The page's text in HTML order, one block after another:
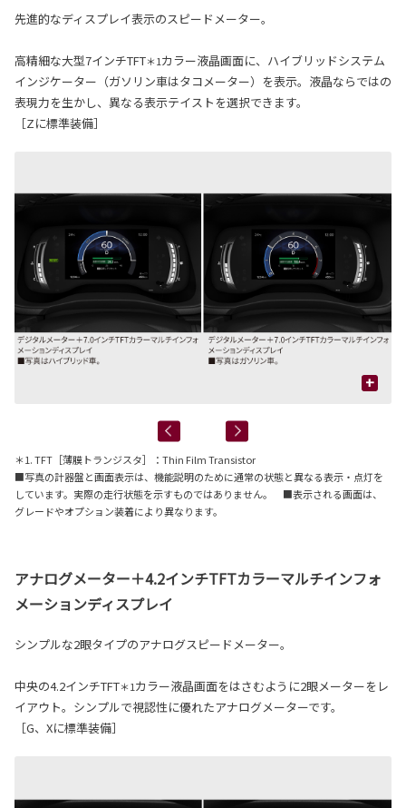
先進的なディスプレイ表示のスピードメーター。
高精細な大型7インチTFT＊1カラー液晶画面に、ハイブリッドシステム
インジケーター（ガソリン車はタコメーター）を表示。液晶ならではの
表現力を生かし、異なる表示テイストを選択できます。
［Zに標準装備］
+
＊1. TFT［薄膜トランジスタ］：Thin Film Transistor
■写真の計器盤と画面表示は、機能説明のために通常の状態と異なる表示・点灯を
しています。実際の走行状態を示すものではありません。 ■表示される画面は、
グレードやオプション装着により異なります。
アナログメーター＋4.2インチTFTカラーマルチインフォ
メーションディスプレイ
シンプルな2眼タイプのアナログスピードメーター。
中央の4.2インチTFT＊1カラー液晶画面をはさむように2眼メーターをレ
イアウト。シンプルで視認性に優れたアナログメーターです。
［G、Xに標準装備］